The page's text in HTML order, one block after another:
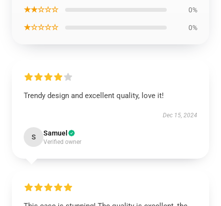
★★☆☆☆ 0%
★☆☆☆☆ 0%
Trendy design and excellent quality, love it!
Dec 15, 2024
S Samuel
Verified owner